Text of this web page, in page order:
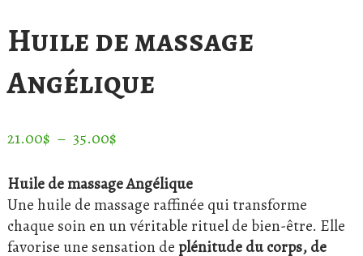
Huile de massage
Angélique
21.00$ – 35.00$Plage
prix :
21.00$
à
35.00$
Huile de massage Angélique
Une huile de massage raffinée qui transforme
chaque soin en un véritable rituel de bien-être. Elle
favorise une sensation deplénitude du corps, de